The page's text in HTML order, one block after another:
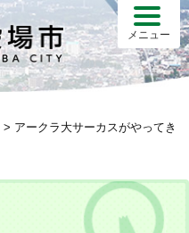
メニュー
> アークラ大サーカスがやってき